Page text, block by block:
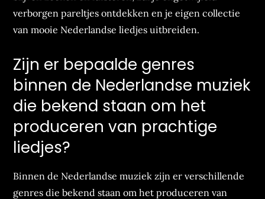
verborgen pareltjes ontdekken en je eigen collectie
van mooie Nederlandse liedjes uitbreiden.
Zijn er bepaalde genres
binnen de Nederlandse muziek
die bekend staan om het
produceren van prachtige
liedjes?
Binnen de Nederlandse muziek zijn er verschillende
genres die bekend staan om het produceren van